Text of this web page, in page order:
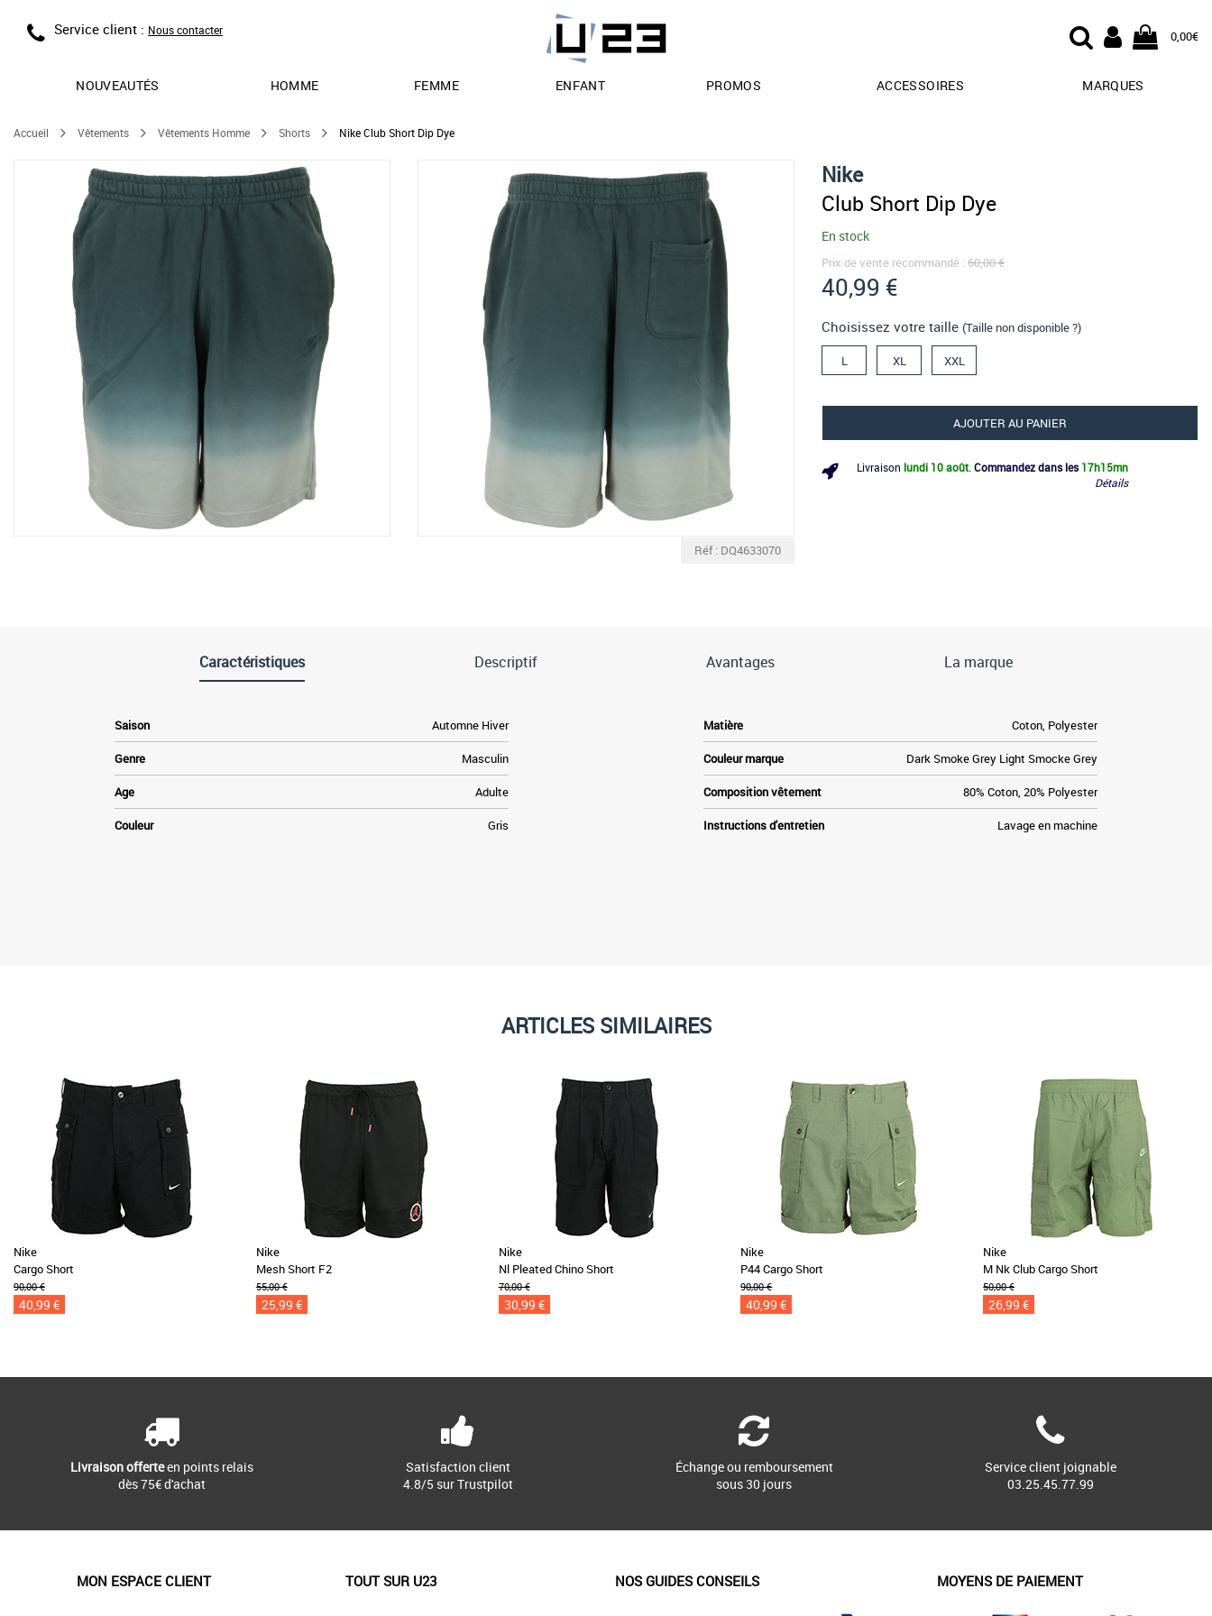
Service client : Nous contacter 0,00€
NOUVEAUTÉS HOMME FEMME ENFANT PROMOS ACCESSOIRES MARQUES
Accueil Vêtements Vêtements Homme Shorts Nike Club Short Dip Dye
Réf : DQ4633070
Nike
Club Short Dip Dye
En stock
Prix de vente recommandé : 60,00 €
40,99 €
Choisissez votre taille (Taille non disponible ?)
L XL XXL
AJOUTER AU PANIER
Livraison lundi 10 août Commandez dans les 17h15mn
Détails
Caractéristiques Descriptif Avantages La marque
Saison Automne Hiver
Genre Masculin
Age Adulte
Couleur Gris
Matière Coton, Polyester
Couleur marque Dark Smoke Grey Light Smocke Grey
Composition vêtement 80% Coton, 20% Polyester
Instructions d'entretien Lavage en machine
ARTICLES SIMILAIRES
Nike
Cargo Short
90,00 €
40,99 €
Nike
Mesh Short F2
55,00 €
25,99 €
Nike
Nl Pleated Chino Short
70,00 €
30,99 €
Nike
P44 Cargo Short
90,00 €
40,99 €
Nike
M Nk Club Cargo Short
50,00 €
26,99 €
Livraison offerteen points relais
dès 75€ d'achat
Satisfaction client
4.8/5 sur Trustpilot
Échange ou remboursement
sous 30 jours
Service client joignable
03.25.45.77.99
MON ESPACE CLIENT TOUT SUR U23 NOS GUIDES CONSEILS MOYENS DE PAIEMENT